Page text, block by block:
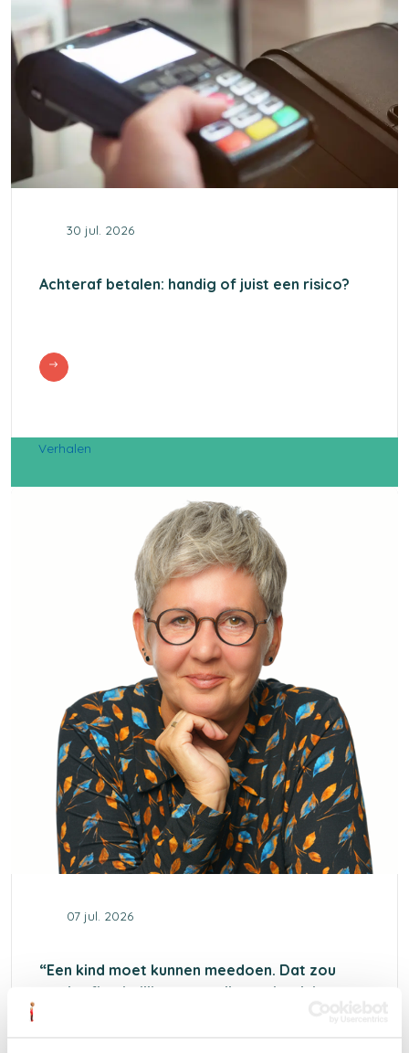
30 jul. 2026
Achteraf betalen: handig of juist een risico?
Verhalen
07 jul. 2026
“Een kind moet kunnen meedoen. Dat zou
nooit afhankelijk mogen zijn van het inkomen